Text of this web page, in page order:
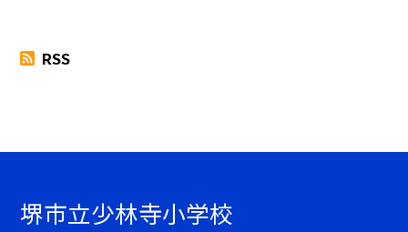
RSS
堺市立少林寺小学校